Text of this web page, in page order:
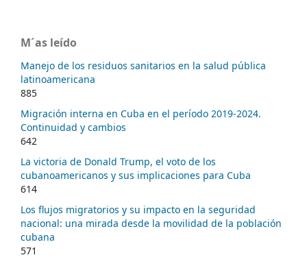
M´as leído
Manejo de los residuos sanitarios en la salud pública
latinoamericana
885
Migración interna en Cuba en el período 2019-2024.
Continuidad y cambios
642
La victoria de Donald Trump, el voto de los
cubanoamericanos y sus implicaciones para Cuba
614
Los flujos migratorios y su impacto en la seguridad
nacional: una mirada desde la movilidad de la población
cubana
571